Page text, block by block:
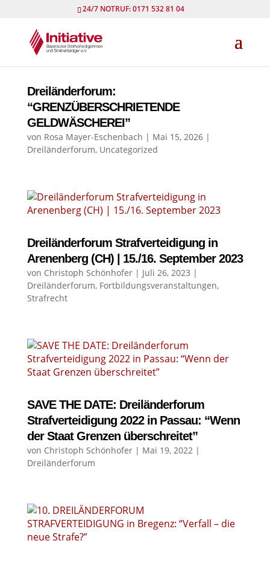
24/7 NOTRUF: 0171 532 81 04
Dreiländerforum:
“GRENZÜBERSCHRIETENDE
GELDWÄSCHEREI”
von Rosa Mayer-Eschenbach | Mai 15, 2026|
Dreiländerforum, Uncategorized
Dreiländerforum Strafverteidigung in
Arenenberg (CH) | 15./16. September 2023
von Christoph Schönhofer| Juli 26, 2023 |
Dreiländerforum, Fortbildungsveranstaltungen,
Strafrecht
SAVE THE DATE: Dreiländerforum
Strafverteidigung 2022 in Passau: “Wenn
der Staat Grenzen überschreitet”
von Christoph Schönhofer| Mai 19, 2022|
Dreiländerforum